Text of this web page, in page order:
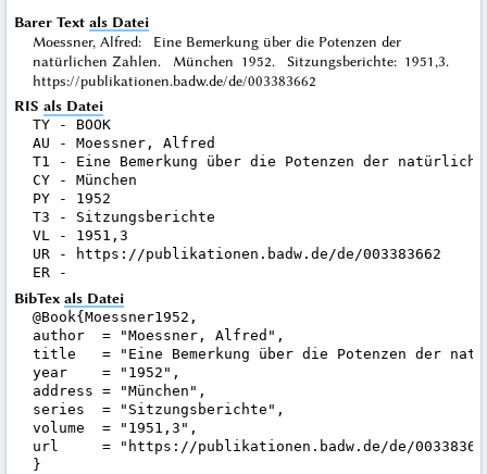
Barer Text als Datei
Moessner, Alfred: Eine Bemerkung über die Potenzen der
natürlichen Zahlen. München 1952. Sitzungsberichte: 1951,3.
https://publikationen.badw.de/de/003383662
RIS als Datei
TY - BOOK
AU - Moessner, Alfred
T1 - Eine Bemerkung über die Potenzen der
CY - München
PY - 1952
T3 - Sitzungsberichte
VL - 1951,3
UR - https://publikationen.badw.de/de/003383662
BibTex als Datei
@Book{Moessner1952,
author  = "Moessner, Alfred",
title   = "Eine Bemerkung über die Potenzen der
year    = "1952",
address = "München",
series  = "Sitzungsberichte",
volume  = "1951,3",
url     = "https://publikationen.badw.de/de/